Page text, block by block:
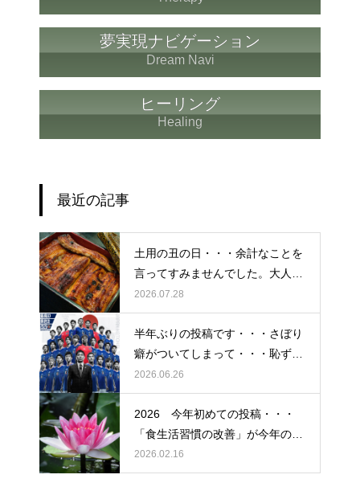
夢実現ナビゲーション
Dream Navi
ヒーリング
Healing
最近の記事
土用の丑の日・・・余計なことを
言ってすみませんでした。大人気
なかったですね・・・
2026.07.28
半年ぶりの投稿です・・・さぼり
癖がついてしまって・・・恥ずか
しぃ～ (〃ﾉωﾉ)
2026.06.26
2026 今年初めての投稿・・・
「食生活習慣の改善」が今年のテ
ーマです。
2026.02.16